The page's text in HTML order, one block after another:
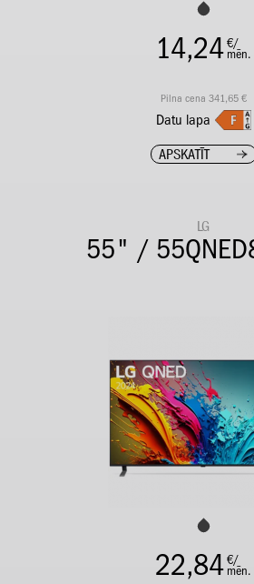
14,24€/
mēn.
Pilna cena 341,65 €
Datu lapa
APSKATĪT
LG
55" /
22,84€/
mēn.